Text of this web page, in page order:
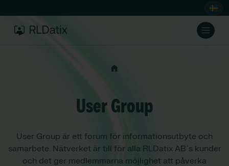
User Group
User Group är ett forum för informationsutbyte och
samarbete. Nätverket är till för alla RLDatix AB´s kunder
och det ger medlemmarna möjlighet att påverka